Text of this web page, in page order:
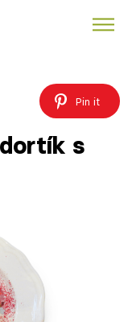
Pin it
s